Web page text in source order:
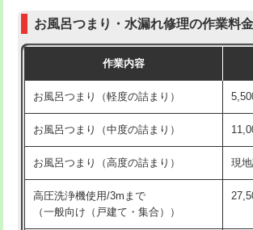
交換・取付（普通便座）
交換・取付（温水洗浄便座）
交換・取付(単水栓（壁付・デッキ
式）)
交換・取付(混合水栓（壁付・デッキ
式・ワンホール）)
交換・取付(排水栓・排水トラップ
（P/S/ポップアップ））
お風呂つまり・水漏れ修理の作業料
作業内容
お風呂つまり（軽度の詰まり）
お風呂つまり（中度の詰まり）
お風呂つまり（高度の詰まり） 現
高圧洗浄機使用/3mまで
（一般向け（戸建て・集合））